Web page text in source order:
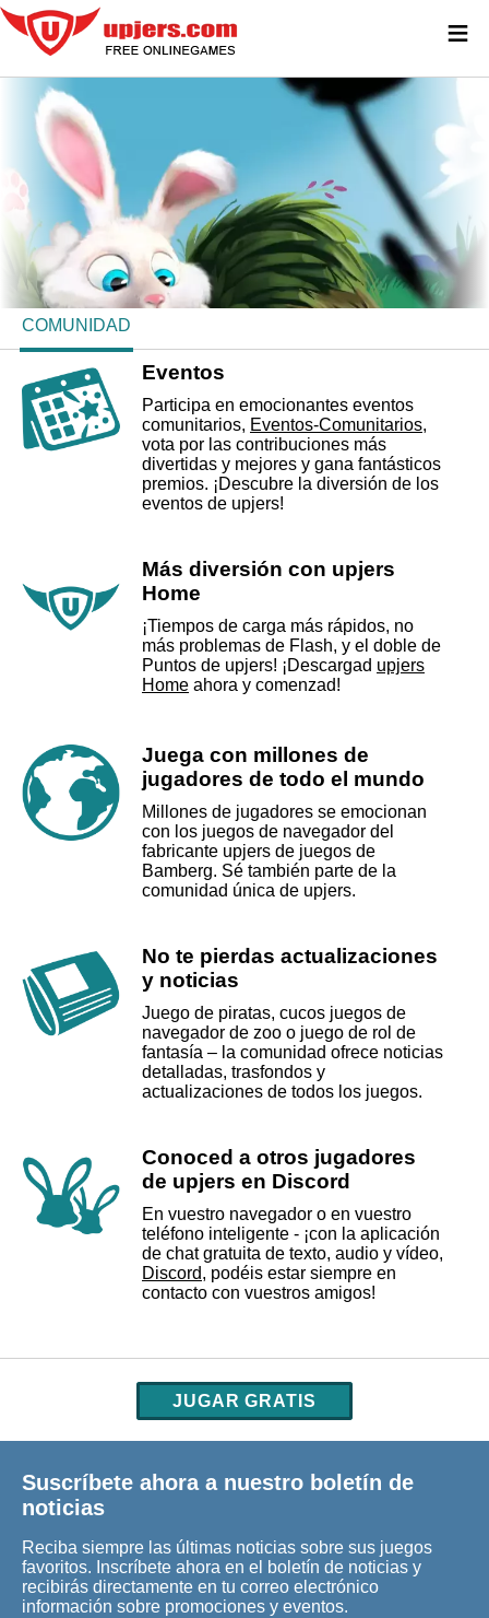
COMUNIDAD
Eventos
Participa en emocionantes eventos
comunitarios, Eventos-Comunitarios,
vota por las contribuciones más
divertidas y mejores y gana fantásticos
premios. ¡Descubre la diversión de los
eventos de upjers!
Más diversión con upjers
Home
¡Tiempos de carga más rápidos, no
más problemas de Flash, y el doble de
Puntos de upjers! ¡Descargad upjers
Home ahora y comenzad!
Juega con millones de
jugadores de todo el mundo
Millones de jugadores se emocionan
con los juegos de navegador del
fabricante upjers de juegos de
Bamberg. Sé también parte de la
comunidad única de upjers.
No te pierdas actualizaciones
y noticias
Juego de piratas, cucos juegos de
navegador de zoo o juego de rol de
fantasía – la comunidad ofrece noticias
detalladas, trasfondos y
actualizaciones de todos los juegos.
Conoced a otros jugadores
de upjers en Discord
En vuestro navegador o en vuestro
teléfono inteligente - ¡con la aplicación
de chat gratuita de texto, audio y vídeo,
Discord, podéis estar siempre en
contacto con vuestros amigos!
JUGAR GRATIS
Suscríbete ahora a nuestro boletín de
noticias
Reciba siempre las últimas noticias sobre sus juegos
favoritos. Inscríbete ahora en el boletín de noticias y
recibirás directamente en tu correo electrónico
información sobre promociones y eventos.
≡